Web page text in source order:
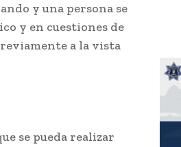
y una persona se
y en cuestiones de
a la vista
se pueda realizar